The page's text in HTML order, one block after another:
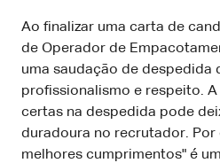
Ao finalizar uma carta de
de Operador de
uma saudação de despedida
profissionalismo e respeito.
certas na despedida pode
duradoura no recrutador. Por
melhores cumprimentos" é